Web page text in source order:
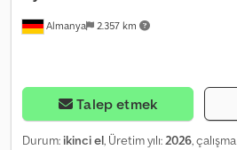
Almanya 2.357 km
Talep etmek
Durum: ikinci el, Üretim yılı:2026,